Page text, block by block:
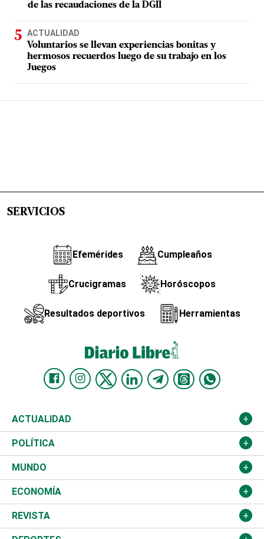
de las recaudaciones de la DGII
ACTUALIDAD
Voluntarios se llevan experiencias bonitas y
hermosos recuerdos luego de su trabajo en los
Juegos
SERVICIOS
Efemérides Cumpleaños
Crucigramas Horóscopos
Resultados deportivos Herramientas
ACTUALIDAD
Nacional
Ciudad
Educación
Salud
POLÍTICA
Partidos
JCE
TSE
MUNDO
Estados Unidos
América Latina
ECONOMÍA
Finanzas
REVISTA